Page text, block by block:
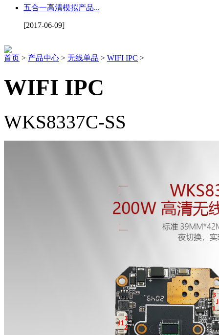
五合一高清模拟产品...
[2017-06-09]
首页 > 产品中心 > 无线单品 > WIFI IPC >
WIFI IPC
WKS8337C-SS